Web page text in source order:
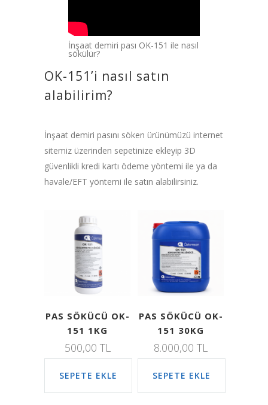
İnşaat demiri pası OK-151 ile nasıl
sökülür?
OK-151’i nasıl satın
alabilirim?
İnşaat demiri pasını söken ürünümüzü internet
sitemiz üzerinden sepetinize ekleyip 3D
güvenlikli kredi kartı ödeme yöntemi ile ya da
havale/EFT yöntemi ile satın alabilirsiniz.
PAS SÖKÜCÜ OK-
151 1KG
500,00 TL
SEPETE EKLE
PAS SÖKÜCÜ OK-
151 30KG
8.000,00 TL
SEPETE EKLE